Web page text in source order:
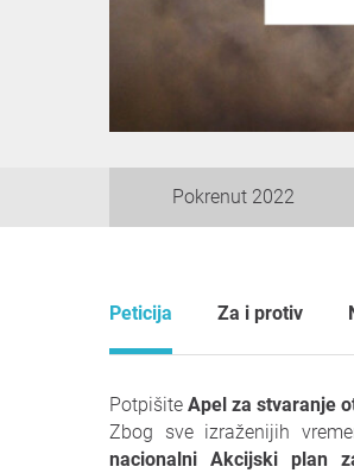
Pokrenut 2022
Peticija Za i protiv
Potpišite Apel za stvaranje
Zbog sve izraženijih
nacionalni Akcijski plan